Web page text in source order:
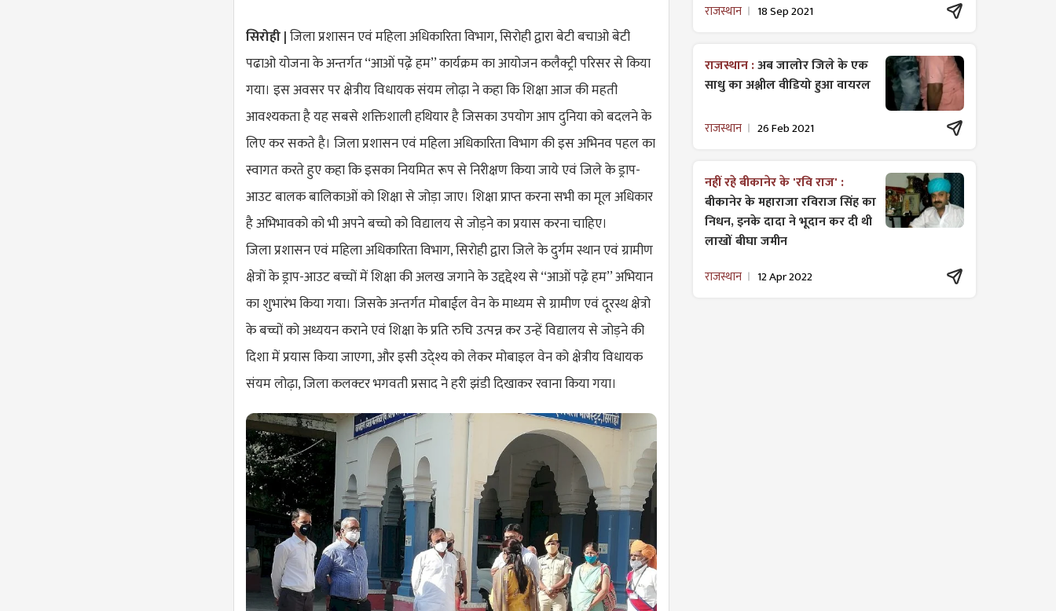
सिरोही |जिला प्रशासन एवं महिला अधिकारिता विभाग, सिरोही द्वारा बेटी बचाओ बेटी
पढाओ योजना के अन्तर्गत ‘‘आओं पढे़ं हम’’ कार्यक्रम का आयोजन कलैक्ट्री परिसर से किया
गया। इस अवसर पर क्षेत्रीय विधायक संयम लोढ़ा ने कहा कि शिक्षा आज की महती
आवश्यकता है यह सबसे शक्तिशाली हथियार है जिसका उपयोग आप दुनिया को बदलने के
लिए कर सकते है। जिला प्रशासन एवं महिला अधिकारिता विभाग की इस अभिनव पहल का
स्वागत करते हुए कहा कि इसका नियमित रूप से निरीक्षण किया जाये एवं जिले के ड्राप-
आउट बालक बालिकाओं को शिक्षा से जोड़ा जाए। शिक्षा प्राप्त करना सभी का मूल अधिकार
है अभिभावको को भी अपने बच्चो को विद्यालय से जोड़ने का प्रयास करना चाहिए।
जिला प्रशासन एवं महिला अधिकारिता विभाग, सिरोही द्वारा जिले के दुर्गम स्थान एवं ग्रामीण
क्षेत्रों के ड्राप-आउट बच्चों में शिक्षा की अलख जगाने के उद्दद्देश्य से ‘‘आओं पढे़ं हम’’ अभियान
का शुभारंभ किया गया। जिसके अन्तर्गत मोबाईल वेन के माध्यम से ग्रामीण एवं दूरस्थ क्षेत्रो
के बच्चों को अध्ययन कराने एवं शिक्षा के प्रति रुचि उत्पन्न कर उन्हें विद्यालय से जोड़ने की
दिशा में प्रयास किया जाएगा, और इसी उदे्श्य को लेकर मोबाइल वेन को क्षेत्रीय विधायक
संयम लोढ़ा, जिला कलक्टर भगवती प्रसाद ने हरी झंडी दिखाकर रवाना किया गया।
राजस्थान 18 Sep 2021
राजस्थान :अब जालोर जिले के एक
साधु का अश्लील वीडियो हुआ वायरल
राजस्थान 26 Feb 2021
नहीं रहे बीकानेर के 'रवि राज' :
बीकानेर के महाराजा रविराज सिंह का
निधन, इनके दादा ने भूदान कर दी थी
लाखों बीघा जमीन
राजस्थान 12 Apr 2022